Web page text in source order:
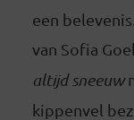
een
van Sofia
altijd sneeuw
kippenvel